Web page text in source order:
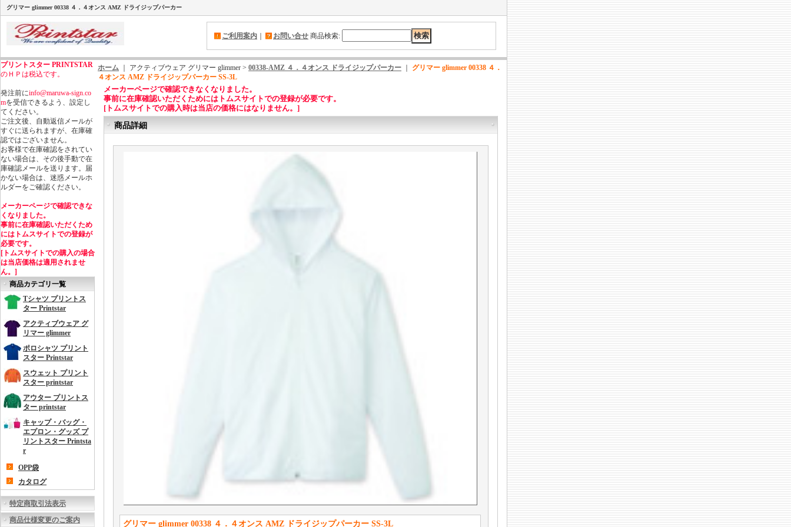
グリマー glimmer 00338 ４．４オンス AMZ ドライジップパーカー
ご利用案内 お問い合せ 商品検索:
プリントスター PRINTSTAR
のＨＰは税込です。
発注前にinfo@maruwa-sign.co
mを受信できるよう、設定し
てください。
ご注文後、自動返信メールが
すぐに送られますが、在庫確
認ではございません。
お客様で在庫確認をされてい
ない場合は、その後手動で在
庫確認メールを送ります。届
かない場合は、迷惑メールホ
ルダーをご確認ください。
メーカーページで確認できな
くなりました。
事前に在庫確認いただくため
にはトムスサイトでの登録が
必要です。
[トムスサイトでの購入の場合
は当店価格は適用されませ
ん。]
商品カテゴリ一覧
Tシャツ プリントス
ター Printstar
アクティブウェア グ
リマー glimmer
ポロシャツ プリント
スター Printstar
スウェット プリント
スター printstar
アウター プリントス
ター printstar
キャップ・バッグ・
エプロン・グッズ プ
リントスター Printsta
r
OPP袋
カタログ
特定商取引法表示
商品仕様変更のご案内
ホーム ｜ アクティブウェア グリマー glimmer > 00338-AMZ ４．４オンス ドライジップパーカー
グリマー glimmer 00338 ４．
４オンス AMZ ドライジップパーカー SS-3L
メーカーページで確認できなくなりました。
事前に在庫確認いただくためにはトムスサイトでの登録が必要です。
[トムスサイトでの購入時は当店の価格にはなりません。]
商品詳細
グリマー glimmer 00338 ４．４オンス AMZ ドライジップパーカー SS-3L